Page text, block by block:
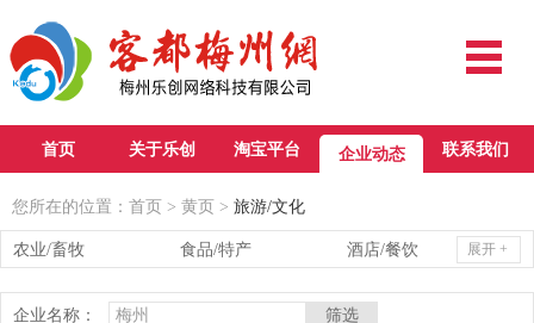
首页 关于乐创 淘宝平台 企业动态 联系我们
您所在的位置： 首页 > 黄页 > 旅游/文化
农业/畜牧 食品/特产
酒店/餐饮
展开 +
企业名称：